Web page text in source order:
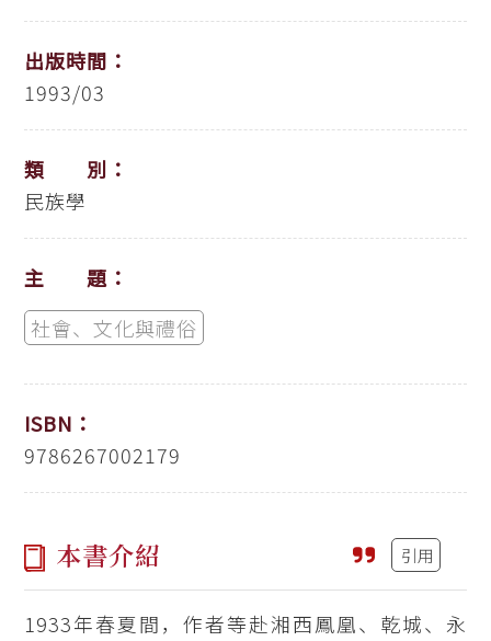
出版時間：
1993/03
類 別：
民族學
主 題：
社會、文化與禮俗
ISBN：
9786267002179
本書介紹 引用
1933年春夏間，作者等赴湘西鳳凰、乾城、永